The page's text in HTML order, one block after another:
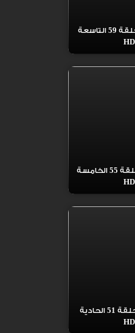
مسلسل ابو العروسة الحلقة 59 التاسعة
مسلسل ابو العروسة الحلقة 55 الخامسة
مسلسل ابو العروسة الحلقة 51 الحادية